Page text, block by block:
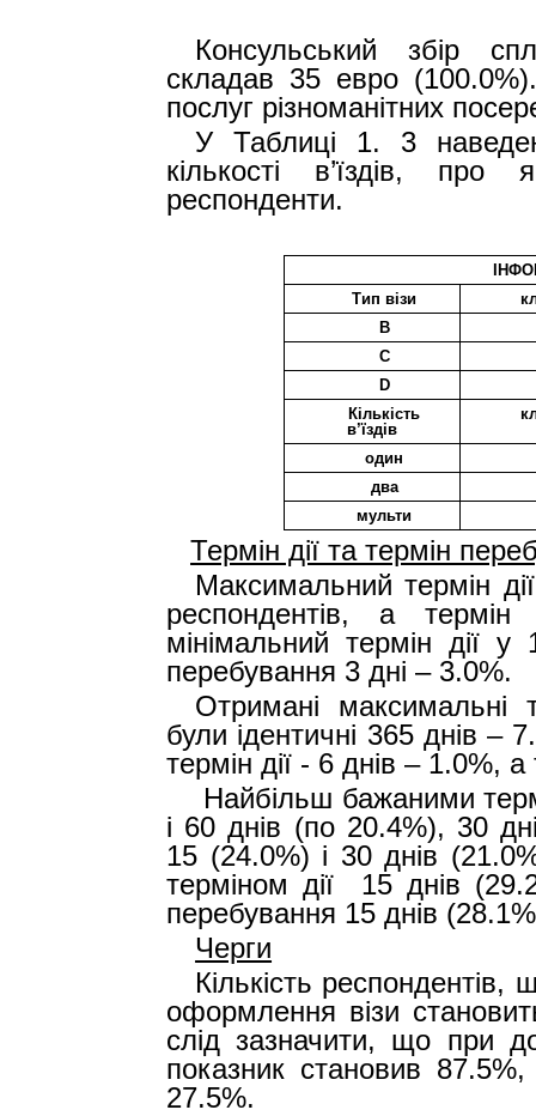
Консульський збір
складав 35 евро
послуг різноманітних
У Таблиці 1. 3
кількості в’їздів,
респонденти.
Тип візи
B
C
D
Кількість
в’їздів
один
два
мульти
Термін дії та термін
Максимальний термін
респондентів, а
мінімальний термін дії у
перебування 3 дні – 3.0%.
Отримані максимальні
були ідентичні 365 днів –
термін дії - 6 днів – 1.0%,
Найбільш бажаними
і 60 днів (по 20.4%), 30
15 (24.0%) і 30 днів
терміном дії
15 днів
перебування 15 днів
Черги
Кількість
оформлення візи
слід зазначити, що при
показник становив
27.5%.